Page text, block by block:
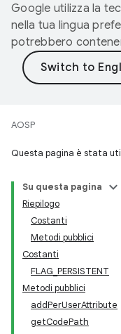
Google utilizza la
nella tua lingua
potrebbero
AOSP
Questa pagina è stata
Su questa pagina
Riepilogo
Costanti
Metodi pubblici
Costanti
FLAG_PERSISTENT
Metodi pubblici
addPerUserAttribute
getCodePath